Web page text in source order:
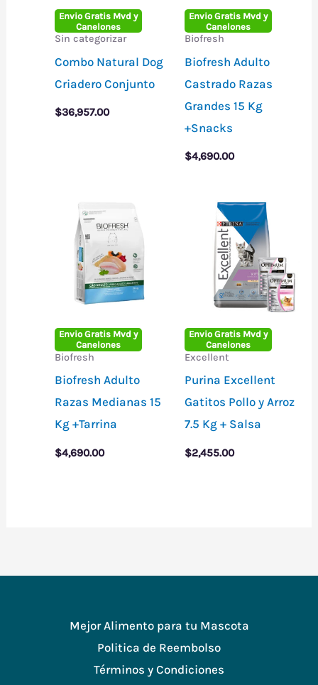
Envio Gratis Mvd y
Canelones
Sin categorizar
Combo Natural Dog
Criadero Conjunto
$36,957.00
Envio Gratis Mvd y
Canelones
Biofresh
Biofresh Adulto
Castrado Razas
Grandes 15 Kg
+Snacks
$4,690.00
Envio Gratis Mvd y
Canelones
Biofresh
Biofresh Adulto
Razas Medianas 15
Kg +Tarrina
$4,690.00
Envio Gratis Mvd y
Canelones
Excellent
Purina Excellent
Gatitos Pollo y Arroz
7.5 Kg + Salsa
$2,455.00
Mejor Alimento para tu Mascota
Politica de Reembolso
Términos y Condiciones